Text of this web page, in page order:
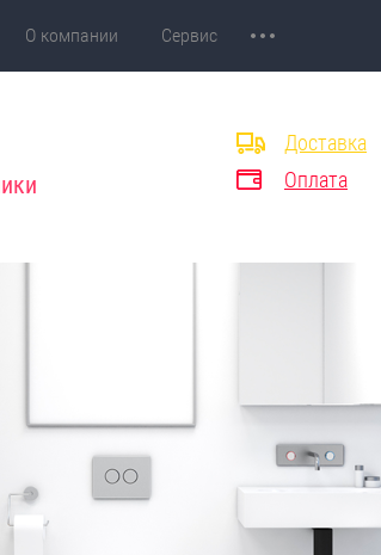
О компании Сервис
Доставка
Оплата